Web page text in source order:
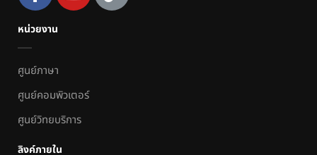
หน่วยงาน
ศูนย์ภาษา
ศูนย์คอมพิวเตอร์
ศูนย์วิทยบริการ
ลิงค์ภายใน